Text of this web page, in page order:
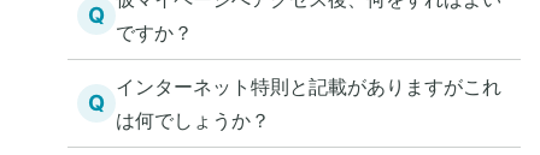
Q
ですか？
Q
インターネット特則と記載がありますがこれ
は何でしょうか？